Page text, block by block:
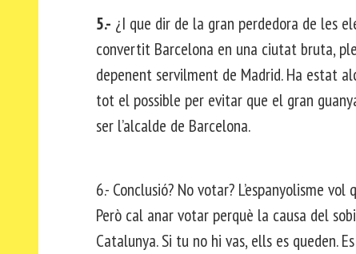
5.- ¿I que dir de la gran perdedora de les
convertit Barcelona en una ciutat bruta,
depenent servilment de Madrid. Ha estat
tot el possible per evitar que el gran
ser l’alcalde de Barcelona.
6.- Conclusió? No votar? L’espanyolisme
Però cal anar votar perquè la causa del
Catalunya. Si tu no hi vas, ells es queden.